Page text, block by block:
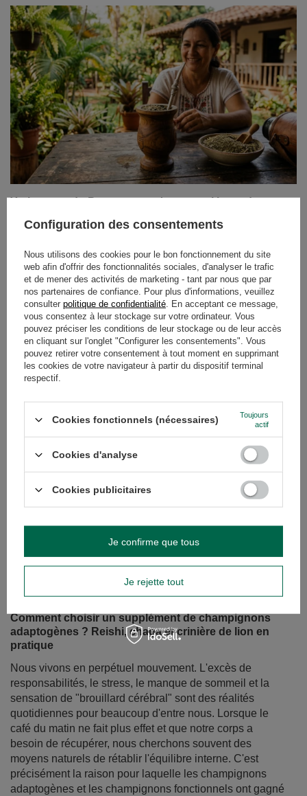
plus importants "pays de la yerba mate" ! Après un
voyage fascinant en Argentine, il est temps d'aller dans
un endroit que beaucoup considèrent comme le berceau
absolu et le foyer spirituel de l'infusion de thé maté. La
yerba mate paraguayenne est intense, fumée et
caractéristique. Si vous êtes à la recherche d'une
véritable stimulation et d'une saveur que vous ne pouvez
ignorer, vous êtes au bon endroit.
En savoir plus
Comment choisir un supplément de champignons
adaptogènes ? Reishi, chaga et crinière de lion en
pratique
Nous vivons en perpétuel mouvement. L'excès de
responsabilités, le stress, le manque de sommeil et la
sensation de "brouillard cérébral" sont des réalités
quotidiennes pour beaucoup d'entre nous. Lorsque le
café du matin ne fait plus effet et que notre corps a
besoin de récupérer, nous cherchons souvent des
moyens naturels de rétablir l'équilibre interne. C'est
précisément la raison pour laquelle les champignons
adaptogènes et les champignons fonctionnels ont gagné
Configuration des consentements
Nous utilisons des cookies pour le bon fonctionnement du site
web afin d'offrir des fonctionnalités sociales, d'analyser le trafic
et de mener des activités de marketing - tant par nous que par
nos partenaires de confiance. Pour plus d'informations, veuillez
consulter politique de confidentialité . En acceptant ce message,
vous consentez à leur stockage sur votre ordinateur. Vous
pouvez préciser les conditions de leur stockage ou de leur accès
en cliquant sur l'onglet "Configurer les consentements". Vous
pouvez retirer votre consentement à tout moment en supprimant
les cookies de votre navigateur à partir du dispositif terminal
respectif.
Cookies fonctionnels (nécessaires)
Toujours
actif
Cookies d'analyse
Cookies publicitaires
Je rejette tout
Je confirme que tous